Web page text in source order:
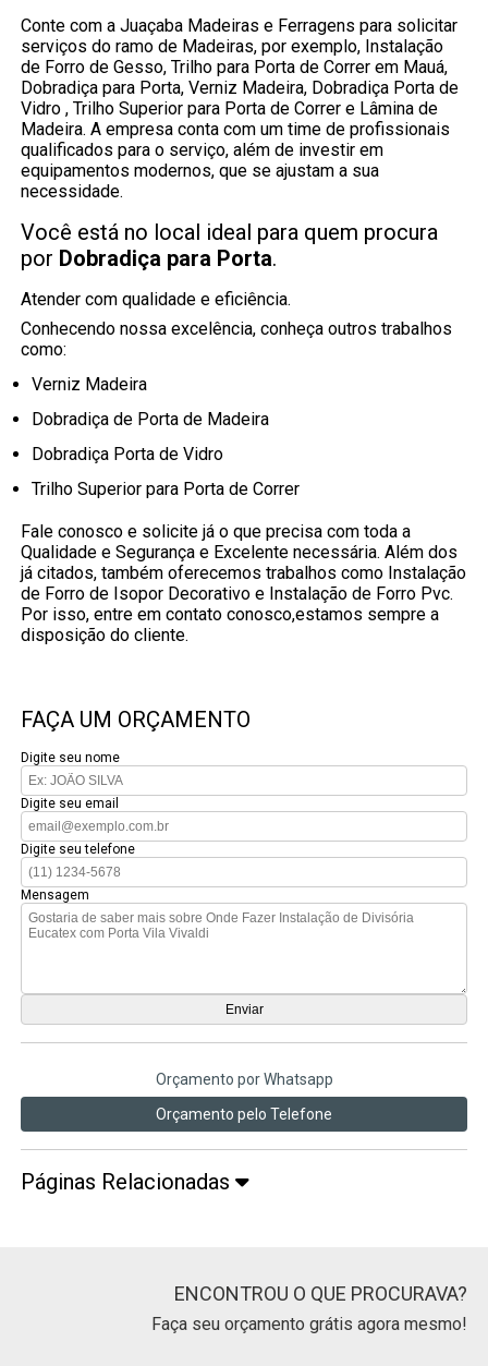
Conte com a Juaçaba Madeiras e Ferragens para solicitar
serviços do ramo de Madeiras, por exemplo, Instalação
de Forro de Gesso, Trilho para Porta de Correr em Mauá,
Dobradiça para Porta, Verniz Madeira, Dobradiça Porta de
Vidro , Trilho Superior para Porta de Correr e Lâmina de
Madeira. A empresa conta com um time de profissionais
qualificados para o serviço, além de investir em
equipamentos modernos, que se ajustam a sua
necessidade.
Você está no local ideal para quem procura
por Dobradiça para Porta.
Atender com qualidade e eficiência.
Conhecendo nossa excelência, conheça outros trabalhos
como:
Verniz Madeira
Dobradiça de Porta de Madeira
Dobradiça Porta de Vidro
Trilho Superior para Porta de Correr
Fale conosco e solicite já o que precisa com toda a
Qualidade e Segurança e Excelente necessária. Além dos
já citados, também oferecemos trabalhos como Instalação
de Forro de Isopor Decorativo e Instalação de Forro Pvc.
Por isso, entre em contato conosco,estamos sempre a
disposição do cliente.
FAÇA UM ORÇAMENTO
Digite seu nome
Digite seu email
Digite seu telefone
Mensagem
Orçamento por Whatsapp
Orçamento pelo Telefone
Páginas Relacionadas
ENCONTROU O QUE PROCURAVA?
Faça seu orçamento grátis agora mesmo!